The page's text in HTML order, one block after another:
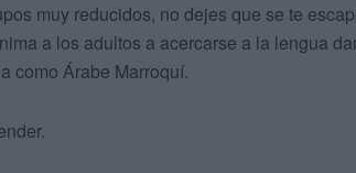
muy reducidos, no dejes que se te
a los adultos a acercarse a la lengua
como Árabe Marroquí.